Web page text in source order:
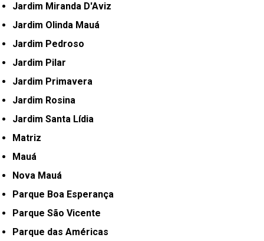
Jardim Miranda D'Aviz
Jardim Olinda Mauá
Jardim Pedroso
Jardim Pilar
Jardim Primavera
Jardim Rosina
Jardim Santa Lídia
Matriz
Mauá
Nova Mauá
Parque Boa Esperança
Parque São Vicente
Parque das Américas